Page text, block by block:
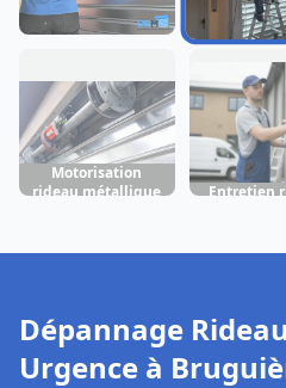
Bruguières
Motorisation
rideau métallique
Entretien
Dépannage
Urgence à